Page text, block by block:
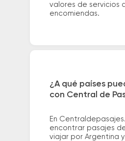
valores de servicios
encomiendas.
¿A qué países
con Central de
En
encontrar pasajes
viajar por Argentina